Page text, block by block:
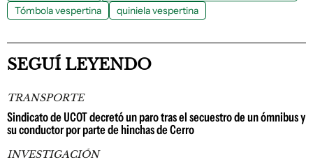
Tómbola vespertina
quiniela vespertina
SEGUÍ LEYENDO
TRANSPORTE
Sindicato de UCOT decretó un paro tras el secuestro de un ómnibus y
su conductor por parte de hinchas de Cerro
INVESTIGACIÓN